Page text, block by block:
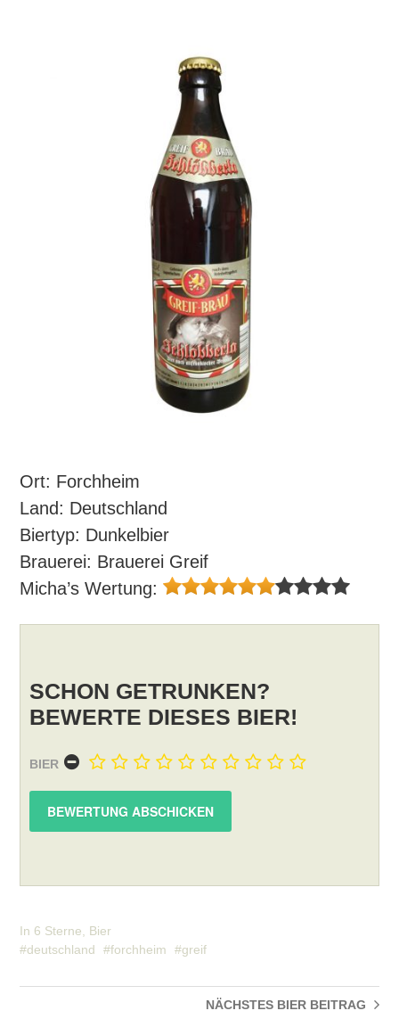
Ort: Forchheim
Land: Deutschland
Biertyp: Dunkelbier
Brauerei: Brauerei Greif
Micha’s Wertung:
SCHON GETRUNKEN?
BEWERTE DIESES BIER!
BIER
In 6 Sterne
Bier
deutschland
forchheim greif
NÄCHSTES BIERBEITRAG